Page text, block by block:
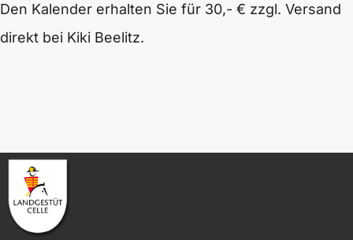
Den Kalender erhalten Sie für 30,- € zzgl. Versand
direkt bei Kiki Beelitz.